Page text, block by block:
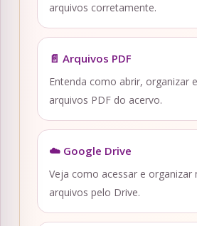
arquivos corretamente.
📄 Arquivos PDF
Entenda como abrir, organizar
arquivos PDF do acervo.
☁️ Google Drive
Veja como acessar e organizar
arquivos pelo Drive.